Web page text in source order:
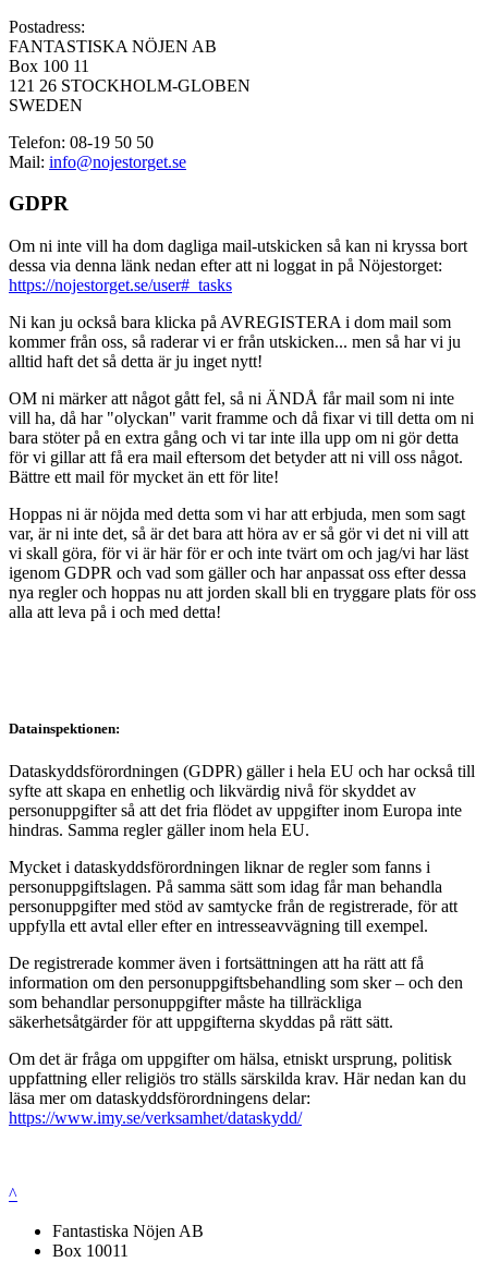
Postadress:
FANTASTISKA NÖJEN AB
Box 100 11
121 26 STOCKHOLM-GLOBEN
SWEDEN
Telefon: 08-19 50 50
Mail: info@nojestorget.se
GDPR
Om ni inte vill ha dom dagliga mail-utskicken så kan ni kryssa bort
dessa via denna länk nedan efter att ni loggat in på Nöjestorget:
https://nojestorget.se/user#_tasks
Ni kan ju också bara klicka på AVREGISTERA i dom mail som
kommer från oss, så raderar vi er från utskicken... men så har vi ju
alltid haft det så detta är ju inget nytt!
OM ni märker att något gått fel, så ni ÄNDÅ får mail som ni inte
vill ha, då har "olyckan" varit framme och då fixar vi till detta om ni
bara stöter på en extra gång och vi tar inte illa upp om ni gör detta
för vi gillar att få era mail eftersom det betyder att ni vill oss något.
Bättre ett mail för mycket än ett för lite!
Hoppas ni är nöjda med detta som vi har att erbjuda, men som sagt
var, är ni inte det, så är det bara att höra av er så gör vi det ni vill att
vi skall göra, för vi är här för er och inte tvärt om och jag/vi har läst
igenom GDPR och vad som gäller och har anpassat oss efter dessa
nya regler och hoppas nu att jorden skall bli en tryggare plats för oss
alla att leva på i och med detta!
Datainspektionen:
Dataskyddsförordningen (GDPR) gäller i hela EU och har också till
syfte att skapa en enhetlig och likvärdig nivå för skyddet av
personuppgifter så att det fria flödet av uppgifter inom Europa inte
hindras. Samma regler gäller inom hela EU.
Mycket i dataskyddsförordningen liknar de regler som fanns i
personuppgiftslagen. På samma sätt som idag får man behandla
personuppgifter med stöd av samtycke från de registrerade, för att
uppfylla ett avtal eller efter en intresseavvägning till exempel.
De registrerade kommer även i fortsättningen att ha rätt att få
information om den personuppgiftsbehandling som sker – och den
som behandlar personuppgifter måste ha tillräckliga
säkerhetsåtgärder för att uppgifterna skyddas på rätt sätt.
Om det är fråga om uppgifter om hälsa, etniskt ursprung, politisk
uppfattning eller religiös tro ställs särskilda krav. Här nedan kan du
läsa mer om dataskyddsförordningens delar:
https://www.imy.se/verksamhet/dataskydd/
^
Fantastiska Nöjen AB
Box 10011